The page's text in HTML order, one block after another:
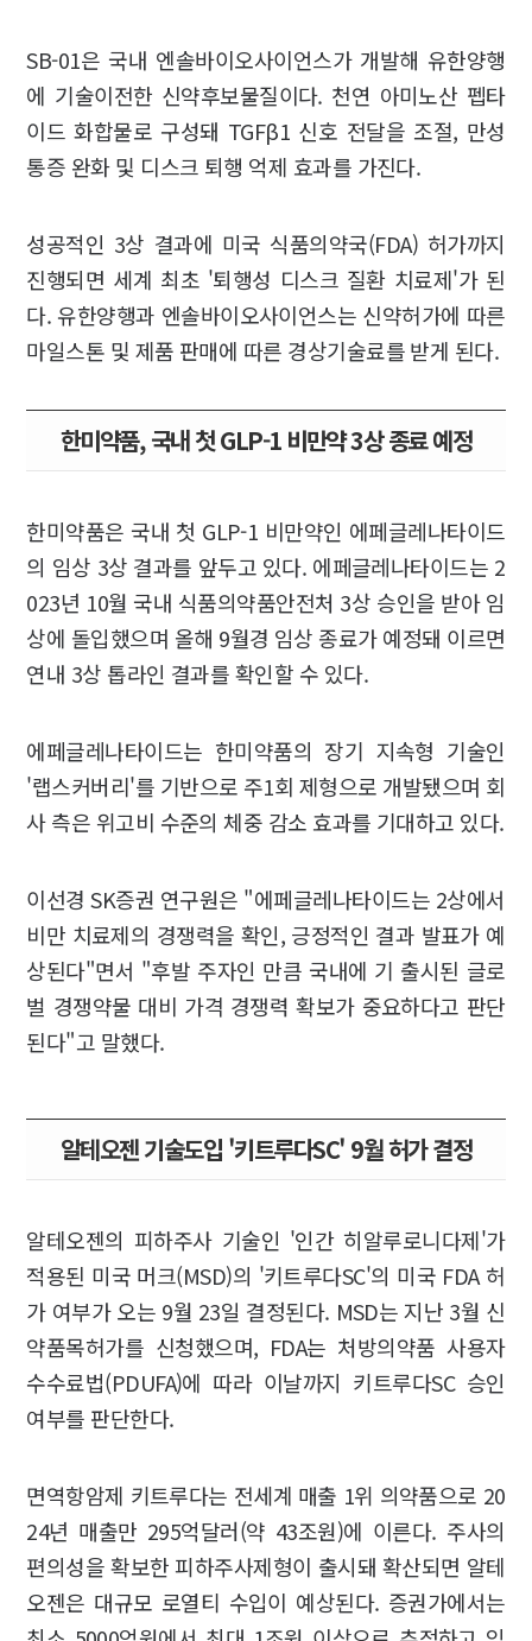
SB-01은 국내 엔솔바이오사이언스가 개발해 유한양행
에 기술이전한 신약후보물질이다. 천연 아미노산 펩타
이드 화합물로 구성돼 TGFβ1 신호 전달을 조절, 만성
통증 완화 및 디스크 퇴행 억제 효과를 가진다.
성공적인 3상 결과에 미국 식품의약국(FDA) 허가까지
진행되면 세계 최초 '퇴행성 디스크 질환 치료제'가 된
다. 유한양행과 엔솔바이오사이언스는 신약허가에 따른
마일스톤 및 제품 판매에 따른 경상기술료를 받게 된다.
한미약품, 국내 첫 GLP-1 비만약 3상 종료 예정
한미약품은 국내 첫 GLP-1 비만약인 에페글레나타이드
의 임상 3상 결과를 앞두고 있다. 에페글레나타이드는 2
023년 10월 국내 식품의약품안전처 3상 승인을 받아 임
상에 돌입했으며 올해 9월경 임상 종료가 예정돼 이르면
연내 3상 톱라인 결과를 확인할 수 있다.
에페글레나타이드는 한미약품의 장기 지속형 기술인
'랩스커버리'를 기반으로 주1회 제형으로 개발됐으며 회
사 측은 위고비 수준의 체중 감소 효과를 기대하고 있다.
이선경 SK증권 연구원은 "에페글레나타이드는 2상에서
비만 치료제의 경쟁력을 확인, 긍정적인 결과 발표가 예
상된다"면서 "후발 주자인 만큼 국내에 기 출시된 글로
벌 경쟁약물 대비 가격 경쟁력 확보가 중요하다고 판단
된다"고 말했다.
알테오젠 기술도입 '키트루다SC' 9월 허가 결정
알테오젠의 피하주사 기술인 '인간 히알루로니다제'가
적용된 미국 머크(MSD)의 '키트루다SC'의 미국 FDA 허
가 여부가 오는 9월 23일 결정된다. MSD는 지난 3월 신
약품목허가를 신청했으며, FDA는 처방의약품 사용자
수수료법(PDUFA)에 따라 이날까지 키트루다SC 승인
여부를 판단한다.
면역항암제 키트루다는 전세계 매출 1위 의약품으로 20
24년 매출만 295억달러(약 43조원)에 이른다. 주사의
편의성을 확보한 피하주사제형이 출시돼 확산되면 알테
오젠은 대규모 로열티 수입이 예상된다. 증권가에서는